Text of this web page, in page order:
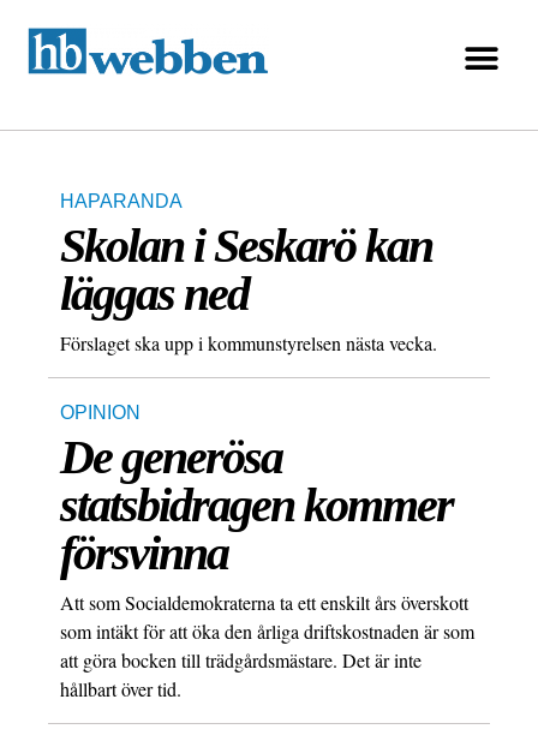
HAPARANDA
Skolan i Seskarö kan
läggas ned
Förslaget ska upp i kommunstyrelsen nästa vecka.
OPINION
De generösa
statsbidragen kommer
försvinna
Att som Socialdemokraterna ta ett enskilt års överskott
som intäkt för att öka den årliga driftskostnaden är som
att göra bocken till trädgårdsmästare. Det är inte
hållbart över tid.